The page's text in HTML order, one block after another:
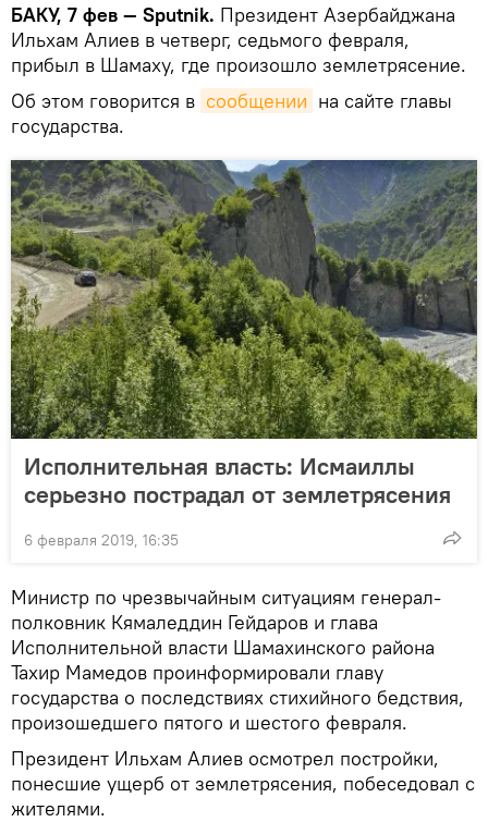
БАКУ, 7 фев — Sputnik. Президент Азербайджана
Ильхам Алиев в четверг, седьмого февраля,
прибыл в Шамаху, где произошло землетрясение.
Об этом говорится в сообщении на сайте главы
государства.
Исполнительная власть: Исмаиллы
серьезно пострадал от землетрясения
6 февраля 2019, 16:35
Министр по чрезвычайным ситуациям генерал-
полковник Кямаледдин Гейдаров и глава
Исполнительной власти Шамахинского района
Тахир Мамедов проинформировали главу
государства о последствиях стихийного бедствия,
произошедшего пятого и шестого февраля.
Президент Ильхам Алиев осмотрел постройки,
понесшие ущерб от землетрясения, побеседовал с
жителями.